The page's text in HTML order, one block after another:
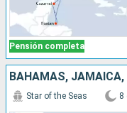
Pensión completa
Star of the Seas 8